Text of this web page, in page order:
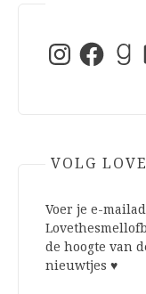
InstagramFacebook
VOLG
Voer je e-
de hoogte van
nieuwtjes ♥